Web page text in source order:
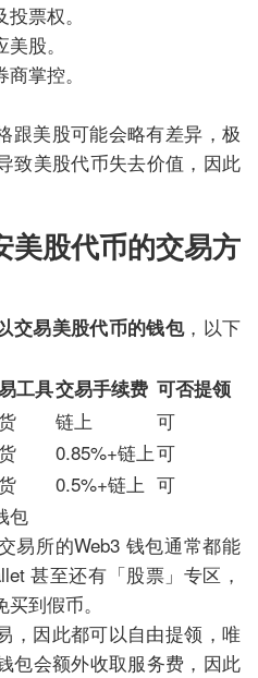
票权。
股。
掌控。
跟美股可能会略有差异，极
致美股代币失去价值，因此
美股代币的交易方
交易美股代币的钱包，以下
工具交易手续费 可否提领
链上
可
0.85%+链上可
0.5%+链上 可
包
易所的Web3 钱包通常都能
甚至还有「股票」专区，
到假币。
，因此都可以自由提领，唯
包会额外收取服务费，因此